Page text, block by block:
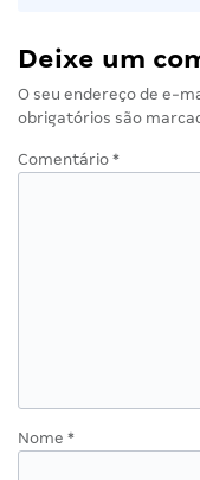
Deixe um
O seu endereço de e-
obrigatórios são
Comentário *
Nome *